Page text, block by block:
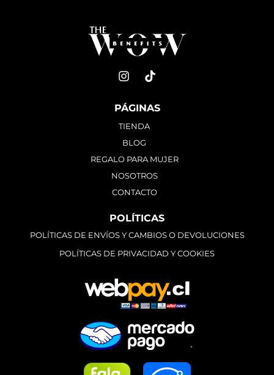
PÁGINAS
TIENDA
BLOG
REGALO PARA MUJER
NOSOTROS
CONTACTO
POLÍTICAS
POLÍTICAS DE ENVÍOS Y CAMBIOS O DEVOLUCIONES
POLÍTICAS DE PRIVACIDAD Y COOKIES